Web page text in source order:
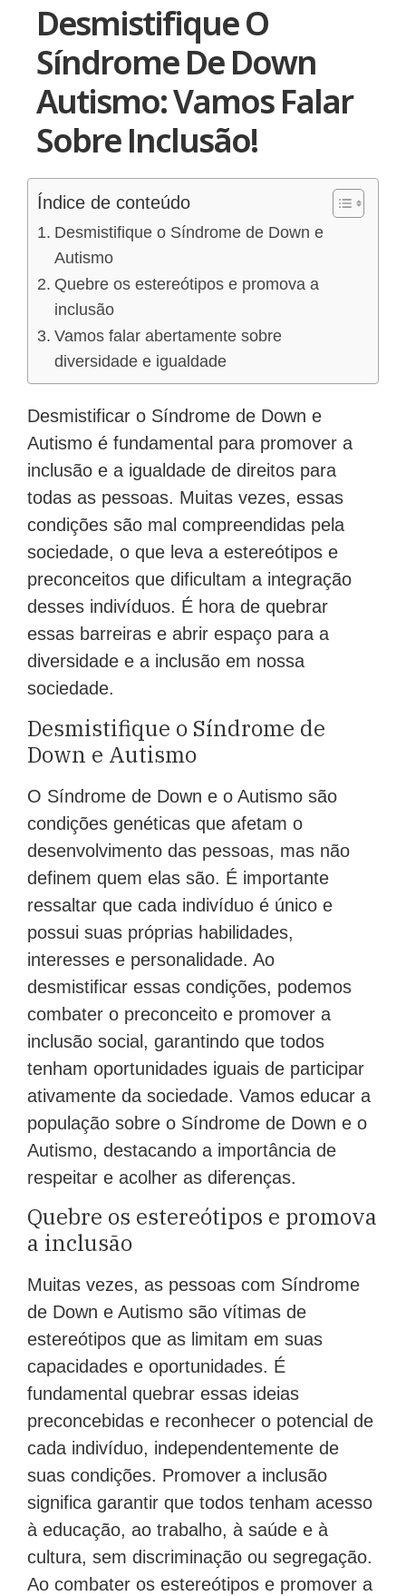
Desmistifique O
Síndrome De Down
Autismo: Vamos Falar
Sobre Inclusão!
Índice de conteúdo
Desmistifique o Síndrome de Down e
Autismo
Quebre os estereótipos e promova a
inclusão
Vamos falar abertamente sobre
diversidade e igualdade
Desmistificar o Síndrome de Down e
Autismo é fundamental para promover a
inclusão e a igualdade de direitos para
todas as pessoas. Muitas vezes, essas
condições são mal compreendidas pela
sociedade, o que leva a estereótipos e
preconceitos que dificultam a integração
desses indivíduos. É hora de quebrar
essas barreiras e abrir espaço para a
diversidade e a inclusão em nossa
sociedade.
Desmistifique o Síndrome de
Down e Autismo
O Síndrome de Down e o Autismo são
condições genéticas que afetam o
desenvolvimento das pessoas, mas não
definem quem elas são. É importante
ressaltar que cada indivíduo é único e
possui suas próprias habilidades,
interesses e personalidade. Ao
desmistificar essas condições, podemos
combater o preconceito e promover a
inclusão social, garantindo que todos
tenham oportunidades iguais de participar
ativamente da sociedade. Vamos educar a
população sobre o Síndrome de Down e o
Autismo, destacando a importância de
respeitar e acolher as diferenças.
Quebre os estereótipos e promova
a inclusão
Muitas vezes, as pessoas com Síndrome
de Down e Autismo são vítimas de
estereótipos que as limitam em suas
capacidades e oportunidades. É
fundamental quebrar essas ideias
preconcebidas e reconhecer o potencial de
cada indivíduo, independentemente de
suas condições. Promover a inclusão
significa garantir que todos tenham acesso
à educação, ao trabalho, à saúde e à
cultura, sem discriminação ou segregação.
Ao combater os estereótipos e promover a